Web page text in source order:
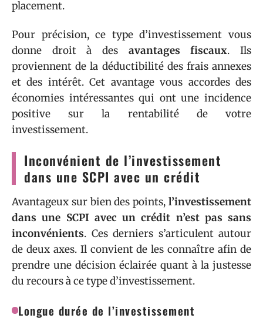
placement.
Pour précision, ce type d’investissement vous
donne droit à des avantages fiscaux. Ils
proviennent de la déductibilité des frais annexes
et des intérêt. Cet avantage vous accordes des
économies intéressantes qui ont une incidence
positive sur la rentabilité de votre
investissement.
Inconvénient de l’investissement
dans une SCPI avec un crédit
Avantageux sur bien des points, l’investissement
dans une SCPI avec un crédit n’est pas sans
inconvénients. Ces derniers s’articulent autour
de deux axes. Il convient de les connaître afin de
prendre une décision éclairée quant à la justesse
du recours à ce type d’investissement.
Longue durée de l’investissement